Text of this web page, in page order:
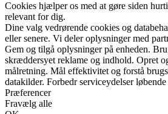
Cookies hjælper os med at gøre siden
relevant for dig.
Dine valg vedrørende cookies og
eller senere. Vi deler oplysninger med
Gem og tilgå oplysninger på enheden.
skræddersyet reklame og indhold. Opret
målretning. Mål effektivitet og forstå
datakilder. Forbedr serviceydelser løbende
Præferencer
Fravælg alle